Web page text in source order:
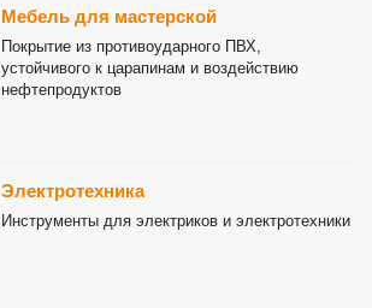
Мебель для мастерской
Покрытие из противоударного ПВХ,
устойчивого к царапинам и воздействию
нефтепродуктов
Электротехника
Инструменты для электриков и электротехники